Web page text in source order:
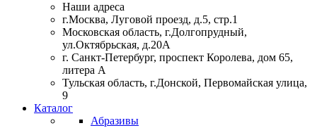
Наши адреса
г.Москва, Луговой проезд, д.5, стр.1
Московская область, г.Долгопрудный,
ул.Октябрьская, д.20А
г. Санкт-Петербург, проспект Королева, дом 65,
литера А
Тульская область, г.Донской, Первомайская улица,
9
Каталог
Абразивы